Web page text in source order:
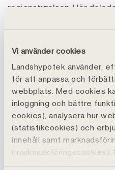
Vi använder cookies
Landshypotek använder,
för att anpassa och
webbplats. Med cookies
inloggning och bättre
cookies), analysera hur
(statistikcookies) och
innehåll samt
(marknadsföringscookies).
regionstyrelsen. Här
brukandet och öka
Dagen fortsatte sedan till
Svartbyn utanför
hon ledamot i
tillsammans med sin man
kaffe, kaka – och så klart
diskuterades